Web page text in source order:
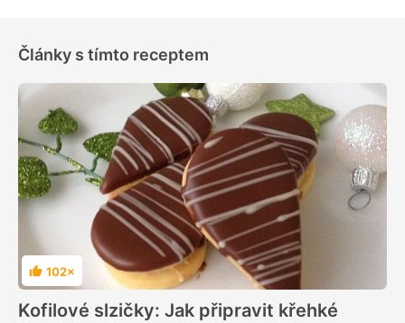
Články s tímto receptem
Hodnocení
102×
Kofilové slzičky: Jak připravit křehké